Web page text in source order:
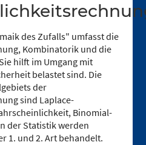
des Zufalls" umfasst die
Kombinatorik und die
hilft im Umgang mit
belastet sind. Die
der
sind Laplace-
Binomial-
der Statistik werden
1. und 2. Art behandelt.